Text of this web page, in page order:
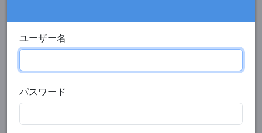
ユーザー名
パスワード